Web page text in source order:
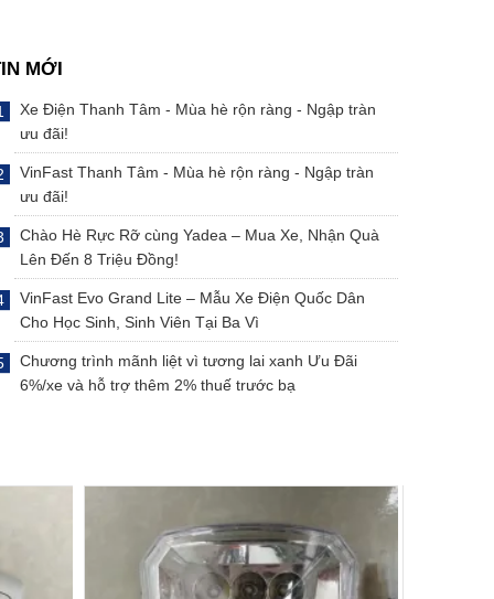
MỚI
Xe Điện Thanh Tâm - Mùa hè rộn ràng - Ngập tràn
ưu đãi!
VinFast Thanh Tâm - Mùa hè rộn ràng - Ngập tràn
ưu đãi!
Chào Hè Rực Rỡ cùng Yadea – Mua Xe, Nhận Quà
Lên Đến 8 Triệu Đồng!
VinFast Evo Grand Lite – Mẫu Xe Điện Quốc Dân
Cho Học Sinh, Sinh Viên Tại Ba Vì
Chương trình mãnh liệt vì tương lai xanh Ưu Đãi
6%/xe và hỗ trợ thêm 2% thuế trước bạ